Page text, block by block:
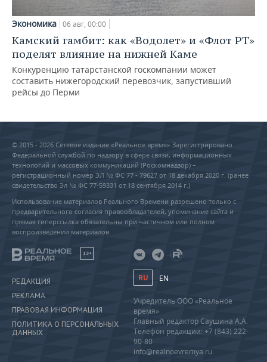
Экономика 06 авг, 00:00
Камский гамбит: как «Водолет» и «Флот РТ»
поделят влияние на нижней Каме
Конкуренцию татарстанской госкомпании может
составить нижегородский перевозчик, запустивший
рейсы до Перми
© 2015 - 2026 Сетевое издание «Реальное время» Зарегистрировано
Федеральной службой по надзору в сфере связи, информационных
технологий и массовых коммуникаций (Роскомнадзор) –
регистрационный номер ЭЛ № ФС 77 - 79627 от 18 декабря 2020 г. (ранее
свидетельство Эл № ФС 77-59331 от 18 сентября 2014 г.)
Использование материалов Реального Времени разрешено только с
предварительного согласия правообладателей, упоминание сайта и
прямая гиперссылка обязательны при частичном или полном
воспроизведении материалов.
18+
РЕДАКЦИЯ
РЕКЛАМА
ПРАВОВАЯ ИНФОРМАЦИЯ
ПОЛИТИКА О ПЕРСОНАЛЬНЫХ
ДАННЫХ
RU EN
Учредитель ООО «Реальное
время»
Главный редактор Саушина А.А.
Телефон редакции: +7 (843) 222-
90-80
info@realnoevremya.ru